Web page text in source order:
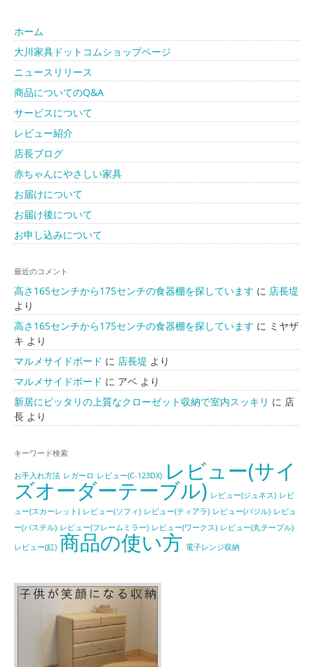
ホーム
大川家具ドットコムショップページ
ニュースリリース
商品についてのQ&A
サービスについて
レビュー紹介
店長ブログ
赤ちゃんにやさしい家具
お届けについて
お届け後について
お申し込みについて
最近のコメント
高さ165センチから175センチの食器棚を探しています に 店長堤
より
高さ165センチから175センチの食器棚を探しています に ミヤザ
キ より
マルメサイドボード に 店長堤 より
マルメサイドボード に アベ より
新居にピッタリの上質なクローゼット収納で室内スッキリ に 店
長 より
キーワード検索
お手入れ方法 レガーロ レビュー(C-123DX) レビュー(サイ
ズオーダーテーブル) レビュー(ジュネス) レビ
ュー(スカーレット) レビュー(ソフィ) レビュー(ティアラ) レビュー(バジル) レビュ
ー(パステル) レビュー(フレームミラー) レビュー(ワークス) レビュー(丸テーブル)
レビュー(紅) 商品の使い方 電子レンジ収納